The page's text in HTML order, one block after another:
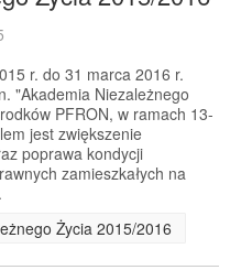
r. do 31 marca 2016 r.
"Akademia Niezależnego
PFRON, w ramach 13-
jest zwiększenie
poprawa kondycji
zamieszkałych na
Życia 2015/2016